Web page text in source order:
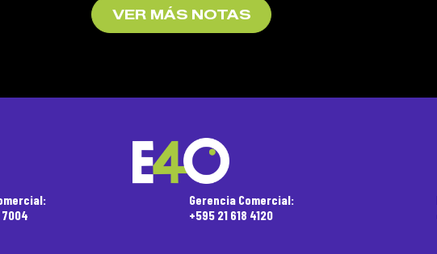
VER MÁS NOTAS
7004
Gerencia Comercial:
+595 21 618 4120